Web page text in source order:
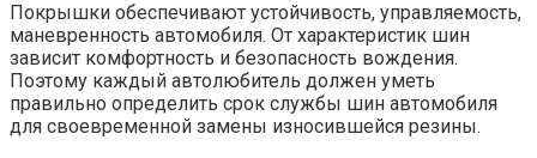
Покрышки обеспечивают устойчивость, управляемость,
маневренность автомобиля. От характеристик шин
зависит комфортность и безопасность вождения.
Поэтому каждый автолюбитель должен уметь
правильно определить срок службы шин автомобиля
для своевременной замены износившейся резины.